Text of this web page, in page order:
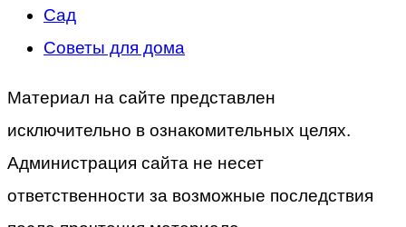
Сад
Советы для дома
Материал на сайте представлен
исключительно в ознакомительных целях.
Администрация сайта не несет
ответственности за возможные последствия